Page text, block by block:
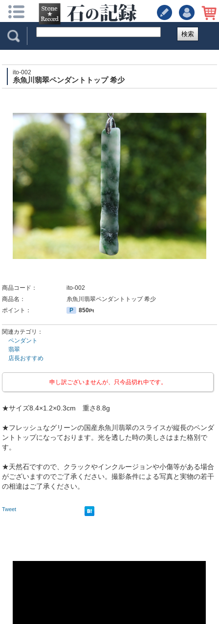
検索
ito-002
糸魚川翡翠ペンダントトップ 希少
商品コード：
ito-002
商品名：
糸魚川翡翠ペンダントトップ 希少
ポイント：
P 850Pt
関連カテゴリ：
ペンダント
翡翠
店長おすすめ
申し訳ございませんが、只今品切れ中です。
★サイズ8.4×1.2×0.3cm 重さ8.8g
★フレッシュなグリーンの国産糸魚川翡翠のスライスが縦長のペンダ
ントトップになっております。光を透した時の美しさはまた格別で
す。
★天然石ですので、クラックやインクルージョンや小傷等がある場合
がございますのでご了承ください。撮影条件による写真と実物の若干
の相違はご了承ください。
Tweet